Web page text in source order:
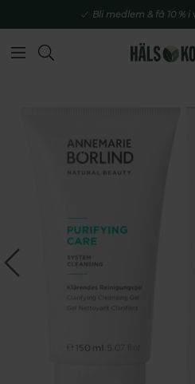
Bli medlem & få 10 %